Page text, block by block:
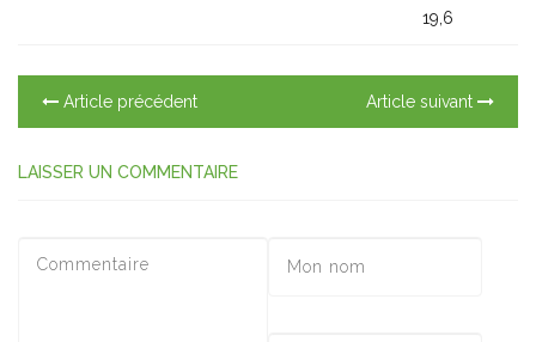
19,6
Article précédent Article suivant
LAISSER UN COMMENTAIRE